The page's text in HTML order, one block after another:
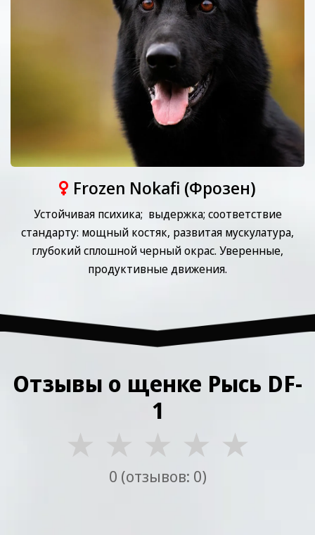
Frozen Nokafi (Фрозен)
Устойчивая психика; выдержка; соответствие
стандарту: мощный костяк, развитая мускулатура,
глубокий сплошной черный окрас. Уверенные,
продуктивные движения.
Отзывы о щенке Рысь DF-
1
★ ★ ★ ★ ★
0 (отзывов: 0)